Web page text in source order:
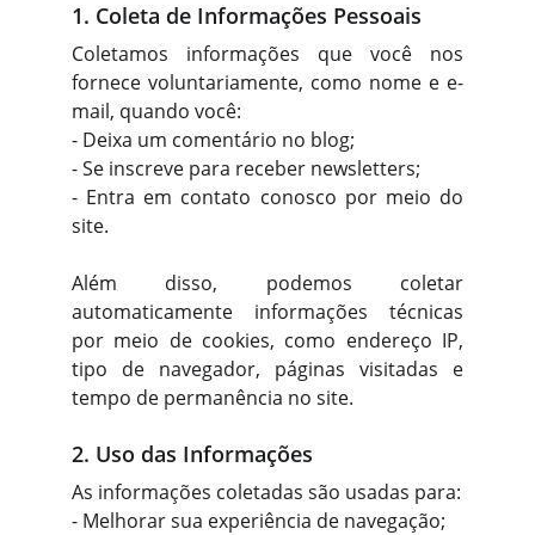
1. Coleta de Informações Pessoais
Coletamos informações que você nos
fornece voluntariamente, como nome e e-
mail, quando você:
- Deixa um comentário no blog;
- Se inscreve para receber newsletters;
- Entra em contato conosco por meio do
site.
Além disso, podemos coletar
automaticamente informações técnicas
por meio de cookies, como endereço IP,
tipo de navegador, páginas visitadas e
tempo de permanência no site.
2. Uso das Informações
As informações coletadas são usadas para:
- Melhorar sua experiência de navegação;